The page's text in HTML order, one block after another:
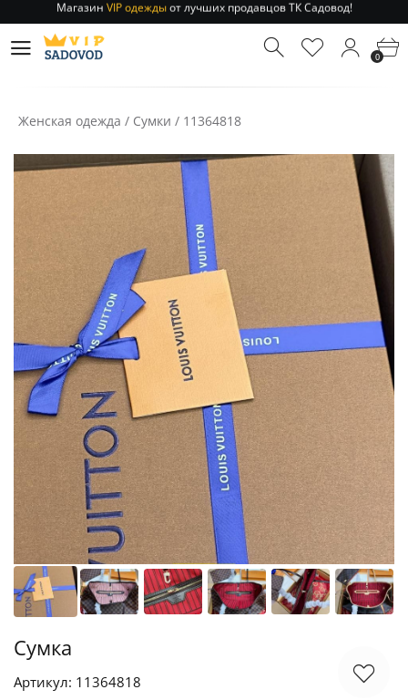
Отправление заказа 1-3 дняпо РФ и МСК!
Магазин
от лучших продавцов ТК Садовод!
Отправление заказа 1-3 дня 0
Женская одежда / Сумки / 11364818
Сумка
Артикул: 11364818